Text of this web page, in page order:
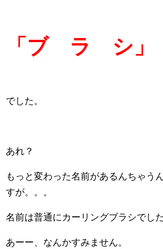
「ブ ラ シ」
でした。
あれ？
もっと変わった名前があるんちゃう
すが。。。
名前は普通にカーリングブラシでした
あーー、なんかすみません。